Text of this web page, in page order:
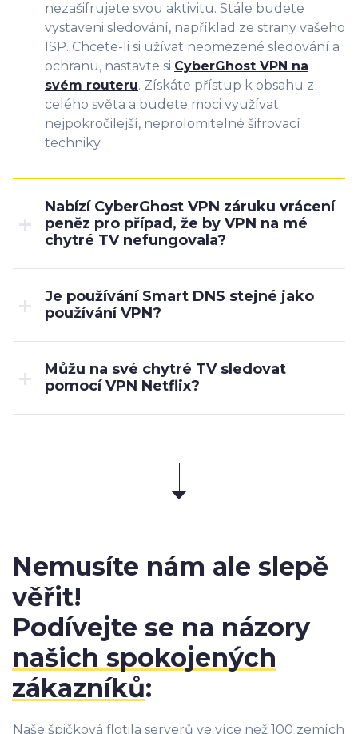
nezašifrujete svou aktivitu. Stále budete
vystaveni sledování, například ze strany vašeho
ISP. Chcete-li si užívat neomezené sledování a
ochranu, nastavte si CyberGhost VPN na
svém routeru. Získáte přístup k obsahu z
celého světa a budete moci využívat
nejpokročilejší, neprolomitelné šifrovací
techniky.
Nabízí CyberGhost VPN záruku vrácení
peněz pro případ, že by VPN na mé
chytré TV nefungovala?
Je používání Smart DNS stejné jako
používání VPN?
Můžu na své chytré TV sledovat
pomocí VPN Netflix?
Nemusíte nám ale slepě
věřit!
Podívejte se na názory
našich spokojených
zákazníků:
Naše špičková flotila serverů ve více než 100 zemích